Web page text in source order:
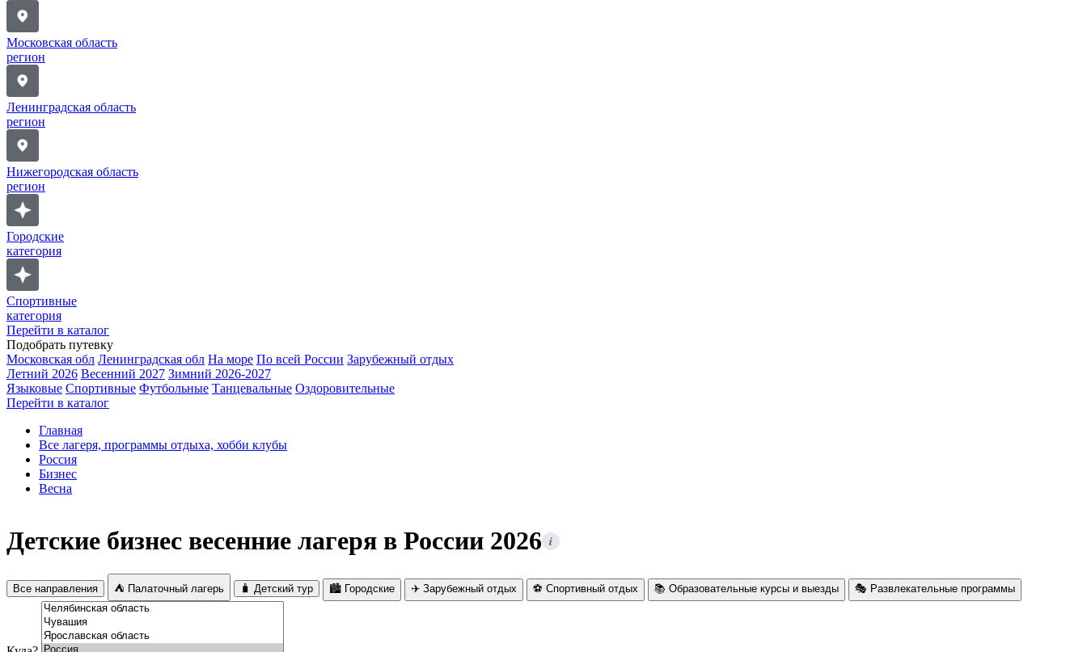
Московская область
регион
Ленинградская область
регион
Нижегородская область
регион
Городские
категория
Спортивные
категория
Перейти в каталог
Подобрать путевку
Московская обл Ленинградская обл На море По всей России Зарубежный отдых
Летний 2026 Весенний 2027 Зимний 2026-2027
Языковые Спортивные Футбольные Танцевальные Оздоровительные
Перейти в каталог
Главная
Все лагеря, программы отдыха, хобби клубы
Россия
Бизнес
Весна
Детские бизнес весенние лагеря в России 2026 i
Все направления ⛺ Палаточный лагерь 🧳 Детский тур 🏙️ Городские ✈️ Зарубежный отдых ⚽ Спортивный отдых 📚 Образовательные курсы и выезды 🎭 Развлекательные программы